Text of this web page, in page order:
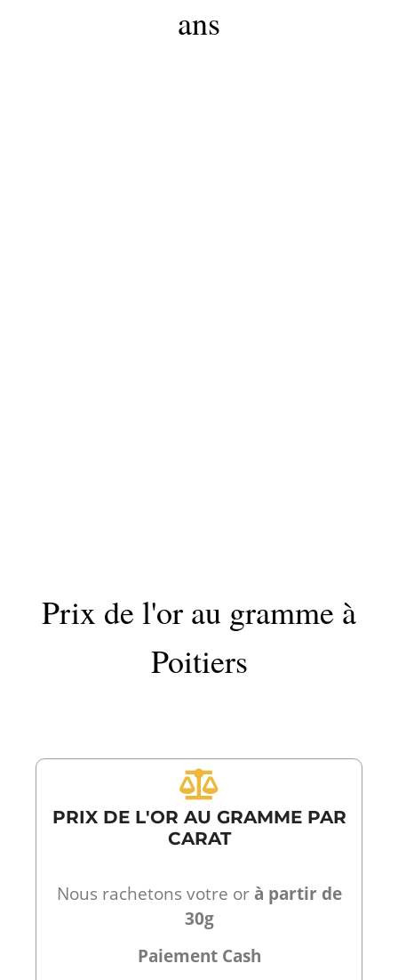
ans
Prix de l'or au gramme à
Poitiers
PRIX DE L'OR AU GRAMME PAR
CARAT
Nous rachetons votre orà partir de
30g
Paiement Cash